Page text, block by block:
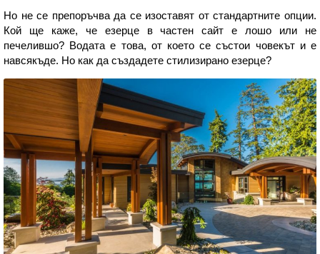
Но не се препоръчва да се изоставят от стандартните опции.
Кой ще каже, че езерце в частен сайт е лошо или не
печелившо? Водата е това, от което се състои човекът и е
навсякъде. Но как да създадете стилизирано езерце?